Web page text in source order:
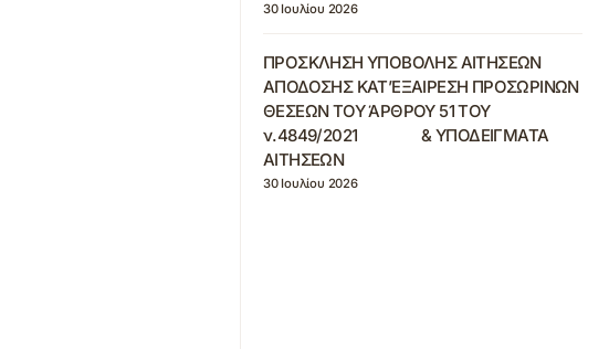
30 Ιουλίου 2026
ΠΡΟΣΚΛΗΣΗ ΥΠΟΒΟΛΗΣ ΑΙΤΗΣΕΩΝ
ΑΠΟΔΟΣΗΣ ΚΑΤ’ΕΞΑΙΡΕΣΗ ΠΡΟΣΩΡΙΝΩΝ
ΘΕΣΕΩΝ ΤΟΥ ΆΡΘΡΟΥ 51 ΤΟΥ
ν.4849/2021 & ΥΠΟΔΕΙΓΜΑΤΑ
ΑΙΤΗΣΕΩΝ
30 Ιουλίου 2026